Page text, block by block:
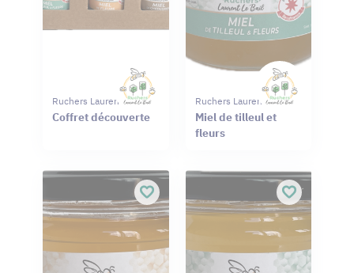
Ruchers Laurent Le Bail
Coffret découverte
Ruchers Laurent Le Bail
Miel de tilleul et
fleurs